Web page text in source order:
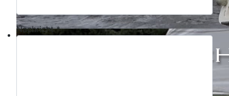
Nachricht*